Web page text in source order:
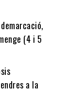
(4 i 5
a la